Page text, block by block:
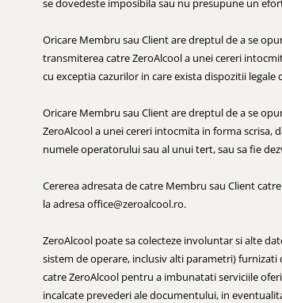
se dovedeste imposibila sau nu presupune un
Oricare Membru sau Client are dreptul de a se
transmiterea catre ZeroAlcool a unei cereri
cu exceptia cazurilor in care exista dispozitii
Oricare Membru sau Client are dreptul de a se
ZeroAlcool a unei cereri intocmita in forma scrisa,
numele operatorului sau al unui tert, sau sa fie
Cererea adresata de catre Membru sau Client
la adresa office@zeroalcool.ro.
ZeroAlcool poate sa colecteze involuntar si alte
sistem de operare, inclusiv alti parametri)
catre ZeroAlcool pentru a imbunatati serviciile
incalcate prevederi ale documentului, in